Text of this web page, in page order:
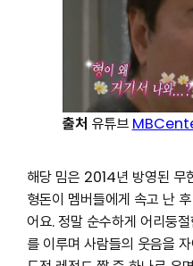
출처 유튜브
해당 밈은 2014년 방영된 무
형돈이 멤버들에게 속고 난
어요. 정말 순수하게 어리둥
를 이루며 사람들의 웃음을